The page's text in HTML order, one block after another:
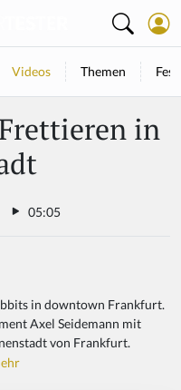
Videos Themen
in
05:05
in downtown Frankfurt.
Axel Seidemann mit
von Frankfurt.